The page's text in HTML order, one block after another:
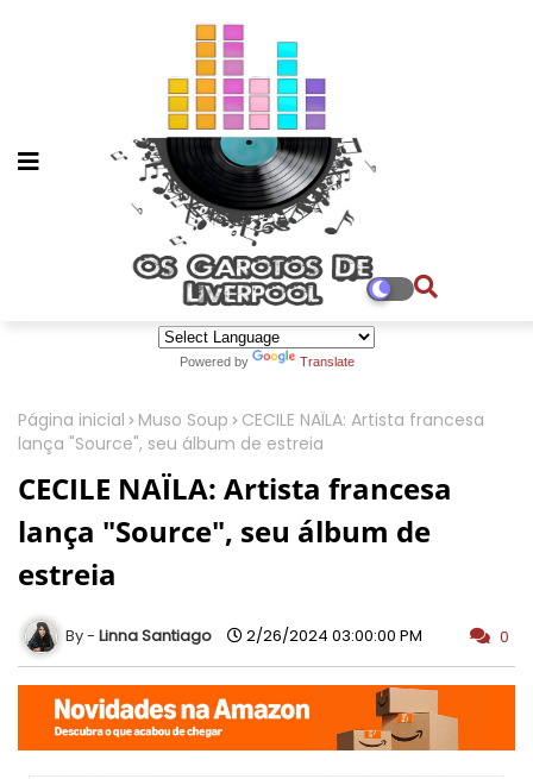
Powered by Translate
Página inicial Muso Soup
CECILE NAÏLA: Artista francesa
lança "Source", seu álbum de estreia
CECILE NAÏLA: Artista francesa
lança "Source", seu álbum de
estreia
Linna Santiago 2/26/2024 03:00:00 PM 0